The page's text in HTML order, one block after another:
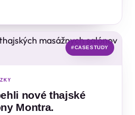
#CASESTUDY
nové thajské
Montra.